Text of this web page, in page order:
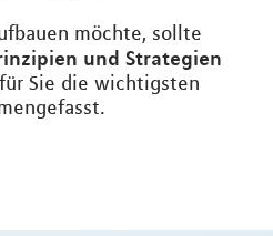
möchte, sollte
und Strategien
Sie die wichtigsten